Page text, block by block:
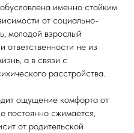
именно стойким
от социально-
молодой взрослый
ответственности не из
а в связи с
расстройства.
ощущение комфорта от
постоянно сжимается,
от родительской